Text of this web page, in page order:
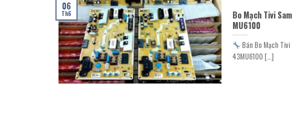
Bo Mạch Tivi
MU6100
Bán Bo Mạch
43MU6100 [...]
06
Th6